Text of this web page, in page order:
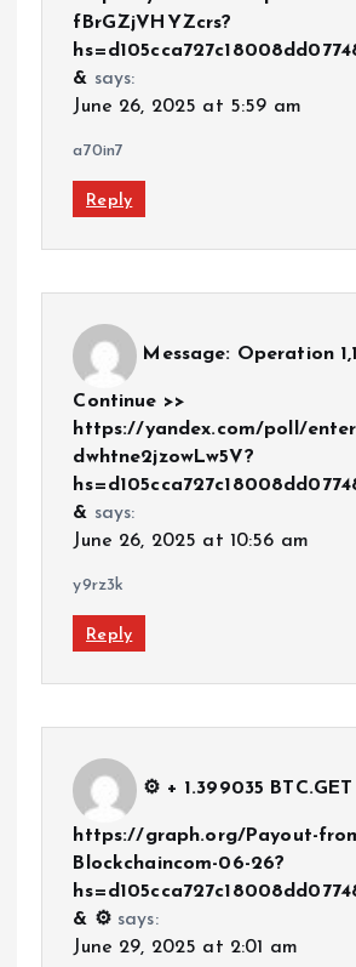
fBrGZjVHYZcrs?
& says:
June 26, 2025 at 5:59 am
a70in7
Reply
Message: Operation
Continue >>
https://yandex.com/poll/
dwhtne2jzowLw5V?
& says:
June 26, 2025 at 10:56 am
y9rz3k
Reply
⚙ + 1.399035 BTC.GET
https://graph.org/Payout-
Blockchaincom-06-26?
& ⚙ says:
June 29, 2025 at 2:01 am